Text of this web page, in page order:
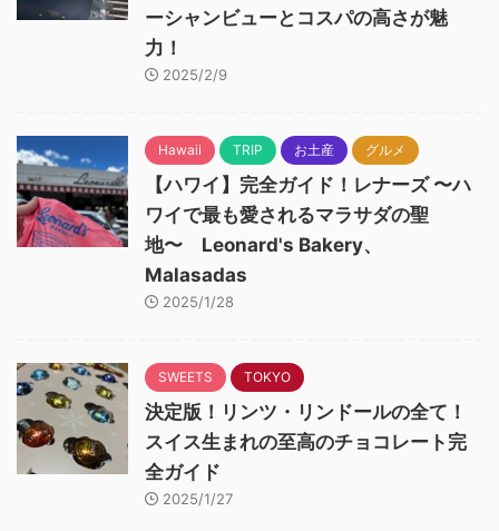
ーシャンビューとコスパの高さが魅
力！
2025/2/9
Hawaii TRIP お土産 グルメ
【ハワイ】完全ガイド！レナーズ 〜ハ
ワイで最も愛されるマラサダの聖
地〜 Leonard's Bakery、
Malasadas
2025/1/28
SWEETS TOKYO
決定版！リンツ・リンドールの全て！
スイス生まれの至高のチョコレート完
全ガイド
2025/1/27